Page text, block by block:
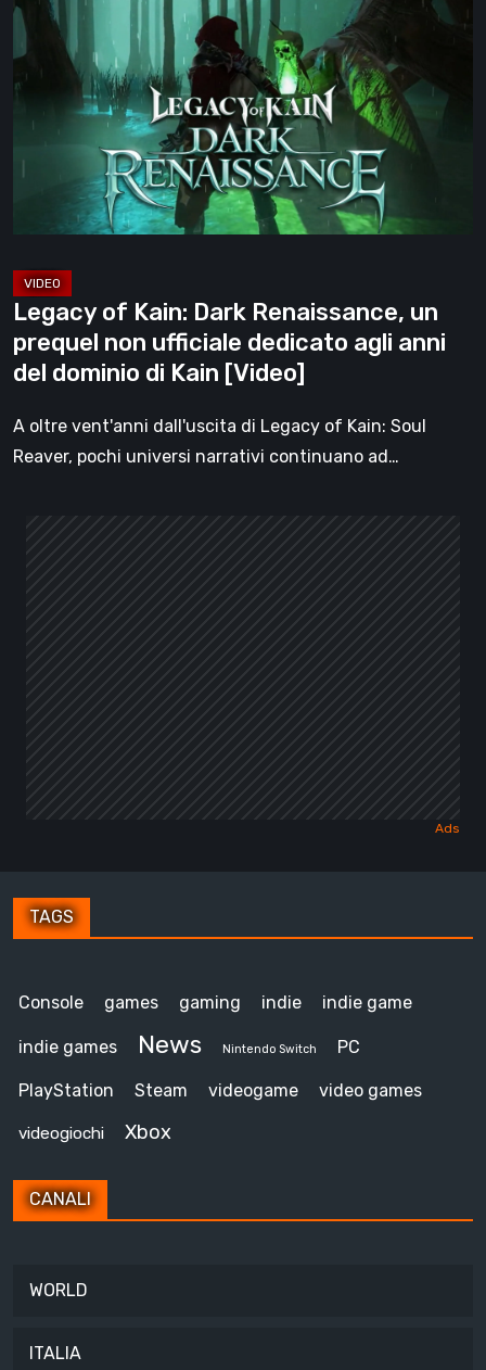
[Video]
of
Dark
Renaissance,
ufficiale
agli
anni
del
dominio
Legacy of Kain: Dark Renaissance, un
prequel non ufficiale dedicato agli anni
del dominio di Kain [Video]
A oltre vent'anni dall'uscita di Legacy of Kain: Soul
Reaver, pochi universi narrativi continuano ad…
TAGS
Console games gaming indie indie game
indie games News Nintendo Switch PC
PlayStation Steam videogame video games
videogiochi Xbox
CANALI
WORLD
ITALIA